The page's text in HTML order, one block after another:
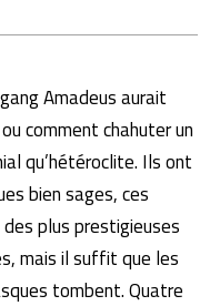
Amadeus aurait
comment chahuter un
qu’hétéroclite. Ils ont
bien sages, ces
plus prestigieuses
mais il suffit que les
tombent. Quatre